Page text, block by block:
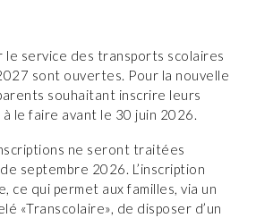
le service des transports scolaires
sont ouvertes. Pour la nouvelle
souhaitant inscrire leurs
le faire avant le 30 juin 2026.
ne seront traitées
septembre 2026. L’inscription
ce qui permet aux familles, via un
«Transcolaire», de disposer d’un